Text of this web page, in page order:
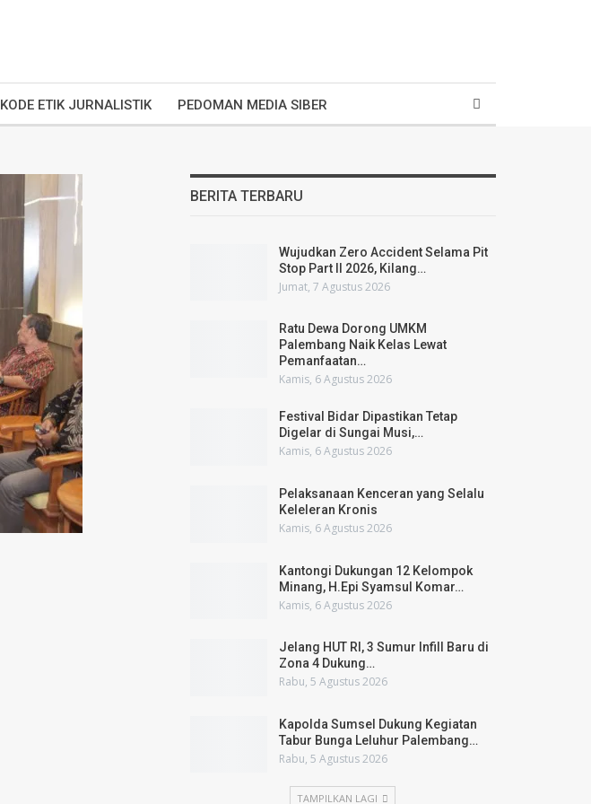
KODE ETIK JURNALISTIK PEDOMAN MEDIA SIBER
BERITA TERBARU
Wujudkan Zero Accident Selama Pit
Stop Part II 2026, Kilang…
Jumat, 7 Agustus 2026
Ratu Dewa Dorong UMKM
Palembang Naik Kelas Lewat
Pemanfaatan…
Kamis, 6 Agustus 2026
Festival Bidar Dipastikan Tetap
Digelar di Sungai Musi,…
Kamis, 6 Agustus 2026
Pelaksanaan Kenceran yang Selalu
Keleleran Kronis
Kamis, 6 Agustus 2026
Kantongi Dukungan 12 Kelompok
Minang, H.Epi Syamsul Komar…
Kamis, 6 Agustus 2026
Jelang HUT RI, 3 Sumur Infill Baru di
Zona 4 Dukung…
Rabu, 5 Agustus 2026
Kapolda Sumsel Dukung Kegiatan
Tabur Bunga Leluhur Palembang…
Rabu, 5 Agustus 2026
TAMPILKAN LAGI